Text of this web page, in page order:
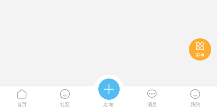

菜单

首页

社区

发布

消息

我的